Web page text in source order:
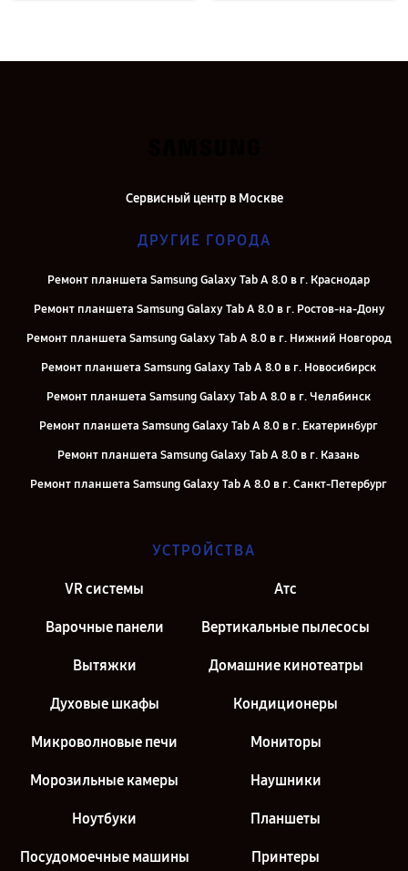
Сервисный центр в Москве
ДРУГИЕ ГОРОДА
Ремонт планшета Samsung Galaxy Tab A 8.0 в г. Краснодар
Ремонт планшета Samsung Galaxy Tab A 8.0 в г. Ростов-на-Дону
Ремонт планшета Samsung Galaxy Tab A 8.0 в г. Нижний Новгород
Ремонт планшета Samsung Galaxy Tab A 8.0 в г. Новосибирск
Ремонт планшета Samsung Galaxy Tab A 8.0 в г. Челябинск
Ремонт планшета Samsung Galaxy Tab A 8.0 в г. Екатеринбург
Ремонт планшета Samsung Galaxy Tab A 8.0 в г. Казань
Ремонт планшета Samsung Galaxy Tab A 8.0 в г. Санкт-Петербург
УСТРОЙСТВА
VR системы Атс
Варочные панели Вертикальные пылесосы
Вытяжки Домашние кинотеатры
Духовые шкафы Кондиционеры
Микроволновые печи Мониторы
Морозильные камеры Наушники
Ноутбуки Планшеты
Посудомоечные машины Принтеры